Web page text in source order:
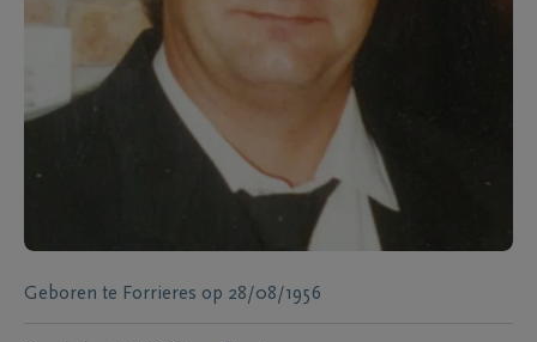
Geboren te Forrieres op 28/08/1956